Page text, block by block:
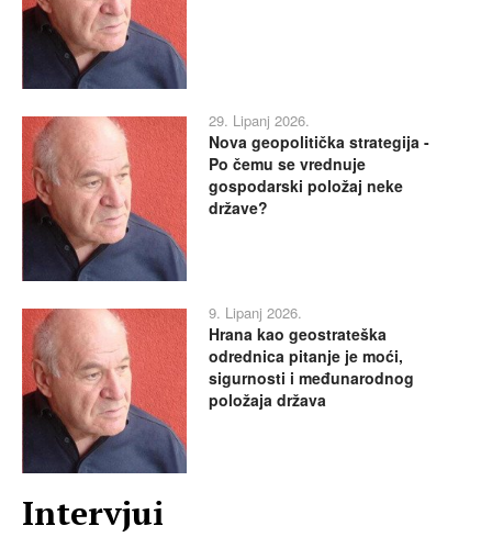
29. Lipanj 2026.
Nova geopolitička strategija -
Po čemu se vrednuje
gospodarski položaj neke
države?
9. Lipanj 2026.
Hrana kao geostrateška
odrednica pitanje je moći,
sigurnosti i međunarodnog
položaja država
Intervjui